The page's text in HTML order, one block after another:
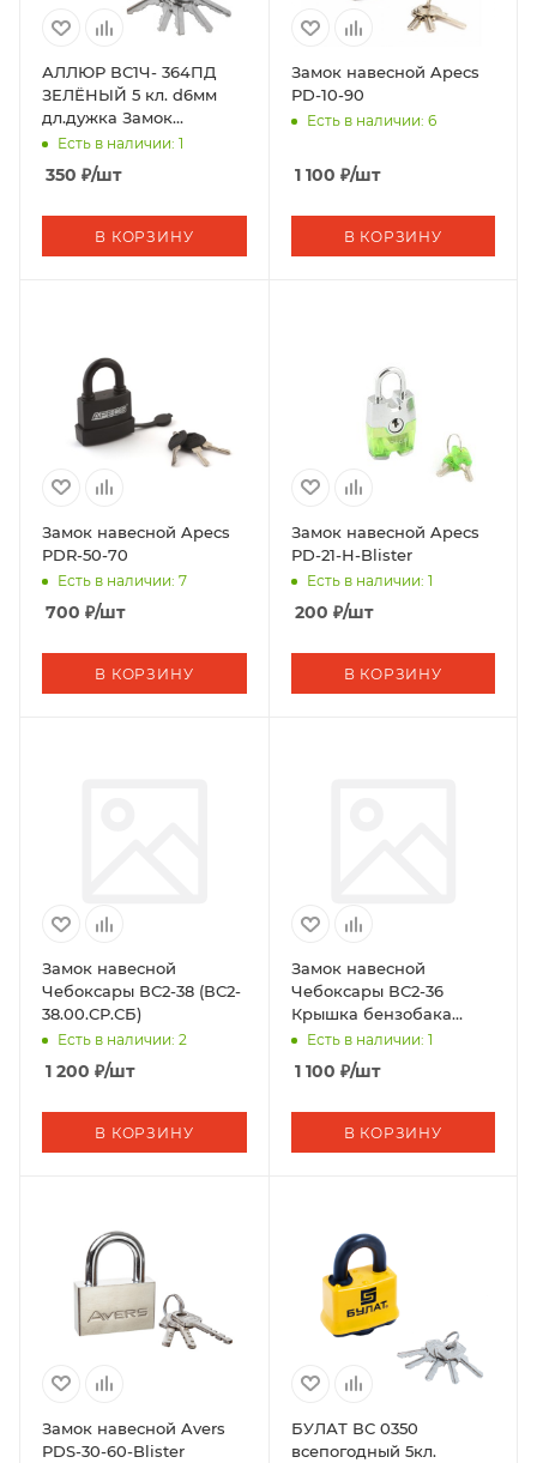
АЛЛЮР ВС1Ч- 364ПД
ЗЕЛЁНЫЙ 5 кл. d6мм
дл.дужка Замок
навесной (72,12)
Есть в наличии: 1
350 ₽/шт
В КОРЗИНУ
Замок навесной Apecs
PD-10-90
Есть в наличии: 6
1 100 ₽/шт
В КОРЗИНУ
Замок навесной Apecs
PDR-50-70
Есть в наличии: 7
700 ₽/шт
В КОРЗИНУ
Замок навесной Apecs
PD-21-Н-Blister
Есть в наличии: 1
200 ₽/шт
В КОРЗИНУ
Замок навесной
Чебоксары ВС2-38 (ВС2-
38.00.СР.СБ)
Есть в наличии: 2
1 200 ₽/шт
В КОРЗИНУ
Замок навесной
Чебоксары ВС2-36
Крышка бензобака
(ВС2-36.00.СР.СБ)
Есть в наличии: 1
1 100 ₽/шт
В КОРЗИНУ
Замок навесной Avers
PDS-30-60-Blister
БУЛАТ ВС 0350
всепогодный 5кл.